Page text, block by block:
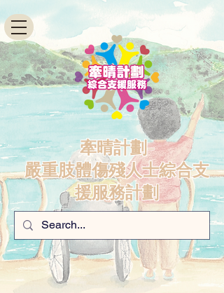
牽晴計劃-
嚴重肢體傷殘人士綜合支
援服務計劃